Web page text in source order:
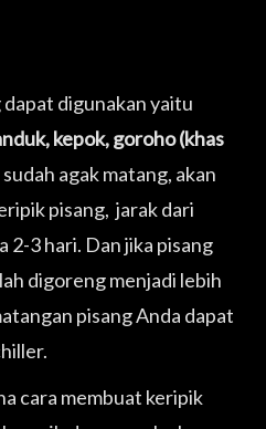
digunakan yaitu
kepok, goroho (khas
agak matang, akan
pisang, jarak dari
2-3 hari. Dan jika pisang
digoreng menjadi lebih
pisang Anda dapat
cara membuat keripik